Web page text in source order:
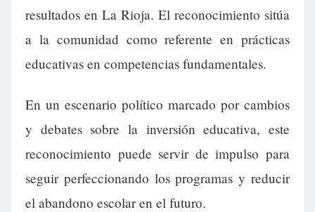
resultados en La Rioja. El reconocimiento sitúa
a la comunidad como referente en prácticas
educativas en competencias fundamentales.
En un escenario político marcado por cambios
y debates sobre la inversión educativa, este
reconocimiento puede servir de impulso para
seguir perfeccionando los programas y reducir
el abandono escolar en el futuro.